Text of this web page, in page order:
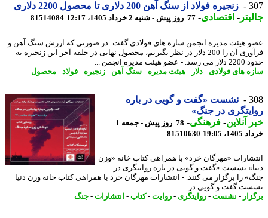
زنجیره فولاد از سنگ آهن 200 دلاری تا محصول 2200 دلاری
-اقتصادی-77 روز پیش - شنبه 2 خرداد 1405، 12:17 81514084
هیئت مدیره انجمن سازه های فولادی گفت: در صورتی که ارزش سنگ آهن و
فرآوری آن را 200 دلار در نظر بگیریم، محصول نهایی در حلقه آخر این زنجیره به
مدیره انجمن ...
های فولادی-دلار-هیئت مدیره-سنگ آهن -زنجیره-فولاد-محصول
نشست «گفت و گویی در باره
در جنگ»
آنلاین-فرهنگی-
78 روز پیش - جمعه 1
19:05
81510630
«مهرگان خرد» با همراهی کتاب خانه «وزن
نشست «گفت و گویی در باره روایتگری در
را برگزار می کنند. - انتشارات مهرگان خرد با همراهی کتاب خانه وزن دنیا
گفت و گویی در ...
- نشست-روایتگری- روایت-کتاب-انتشارات- جنگ